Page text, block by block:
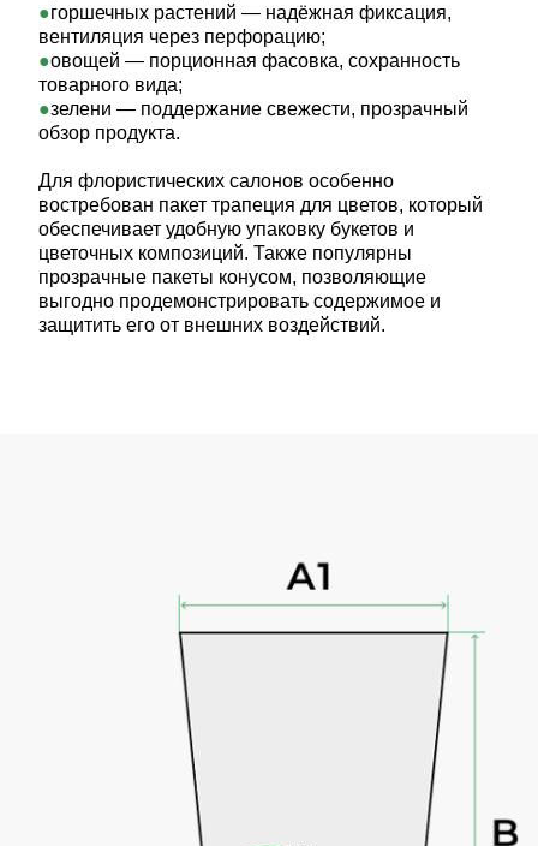
горшечных растений — надёжная фиксация,
вентиляция через перфорацию;
овощей — порционная фасовка, сохранность
товарного вида;
зелени — поддержание свежести, прозрачный
обзор продукта.
Для флористических салонов особенно
востребован пакет трапеция для цветов, который
обеспечивает удобную упаковку букетов и
цветочных композиций. Также популярны
прозрачные пакеты конусом, позволяющие
выгодно продемонстрировать содержимое и
защитить его от внешних воздействий.